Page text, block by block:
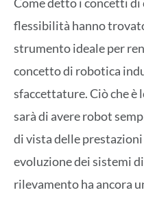
flessibilità hanno
strumento ideale per
concetto di robotica
sfaccettature. Ciò che
sarà di avere robot
di vista delle
evoluzione dei sistemi
rilevamento ha ancora